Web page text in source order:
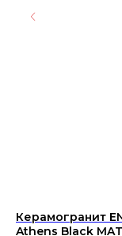
Керамогранит
Athens Black